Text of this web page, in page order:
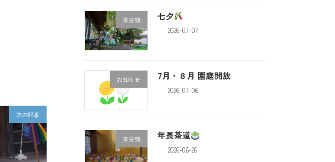
次の記事
未分類 七夕
2026-07-07
お知らせ 7月・８月 園庭開放
2026-07-06
未分類 年長茶道
2026-06-26